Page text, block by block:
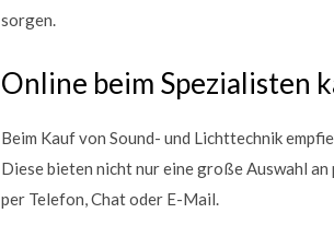
sorgen.
Online beim Spezialisten
Beim Kauf von Sound- und Lichttechnik
Diese bieten nicht nur eine große Auswahl
per Telefon, Chat oder E-Mail.